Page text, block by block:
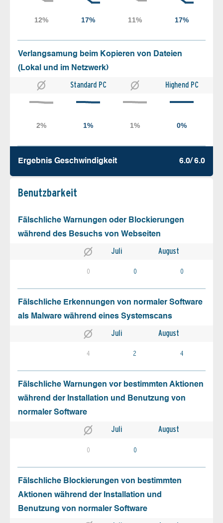
Verlangsamung beim Kopieren von Dateien
(Lokal und im Netzwerk)
Standard PC Highend PC
Ergebnis Geschw­indigkeit 6.0/ 6.0
Benutz­barkeit
Fälschliche Warnungen oder Blockierungen
während des Besuchs von Webseiten
Juli August
0 0 0
Fälschliche Erkennungen von normaler Software
als Malware während eines Systemscans
Juli August
4 2 4
Fälschliche Warnungen vor bestimmten Aktionen
während der Installation und Benutzung von
normaler Software
Juli August
0 0
Fälschliche Blockierungen von bestimmten
Aktionen während der Installation und
Benutzung von normaler Software